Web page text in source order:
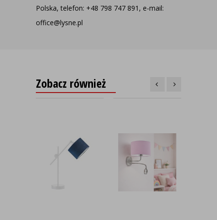
Polska, telefon: +48 798 747 891, e-mail:
office@lysne.pl
Zobacz również